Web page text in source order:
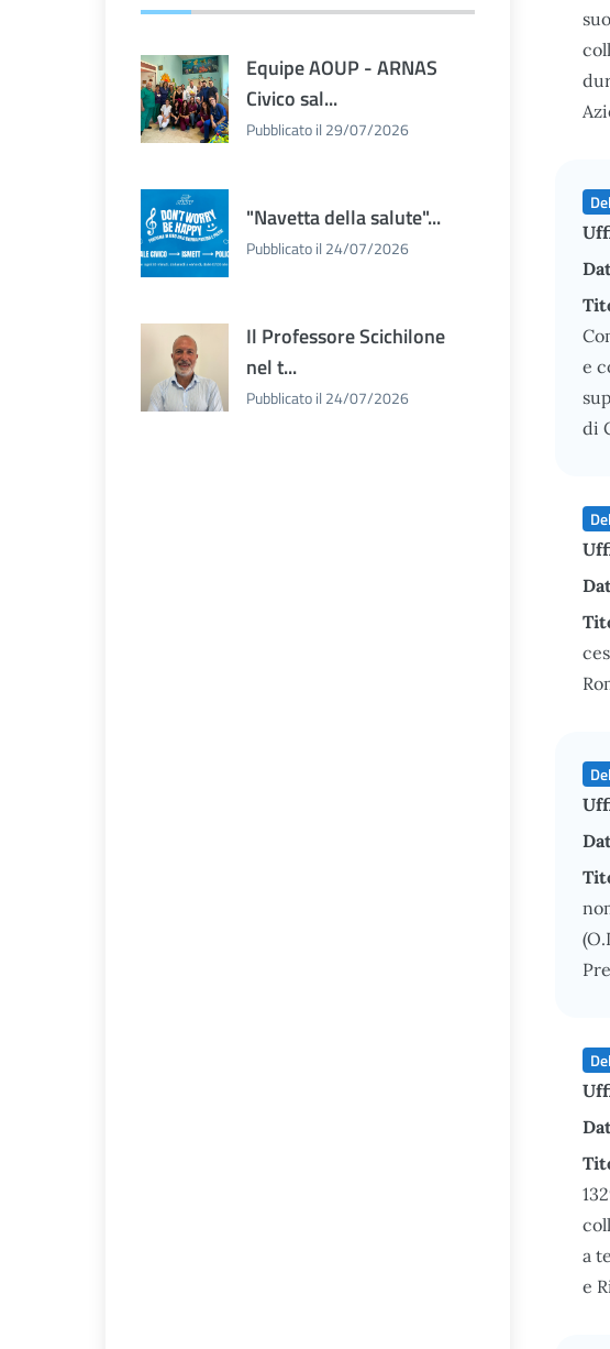
Equipe AOUP - ARNAS
Civico sal...
Pubblicato il 29/07/2026
"Navetta della salute"...
Pubblicato il 24/07/2026
Il Professore Scichilone
nel t...
Pubblicato il 24/07/2026
e
di
a
e